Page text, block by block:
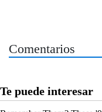
Comentarios